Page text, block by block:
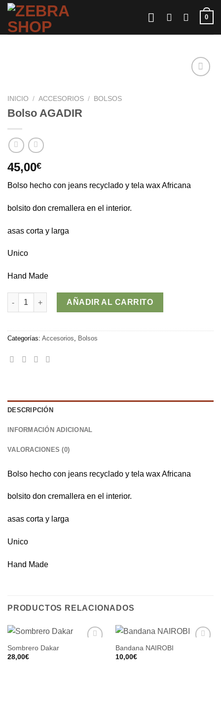
Saltar
contenido
0
INICIO / ACCESORIOS / BOLSOS
Bolso AGADIR
45,00€
Bolso hecho con jeans recyclado y tela wax Africana
bolsito don cremallera en el interior.
asas corta y larga
Unico
Hand Made
Bolso AGADIR cantidad
AÑADIR AL CARRITO
Categorías: Accesorios Bolsos
DESCRIPCIÓN
INFORMACIÓN ADICIONAL
VALORACIONES (0)
Bolso hecho con jeans recyclado y tela wax Africana
bolsito don cremallera en el interior.
asas corta y larga
Unico
Hand Made
PRODUCTOS RELACIONADOS
Sombrero Dakar
28,00€
Bandana NAIROBI
10,00€